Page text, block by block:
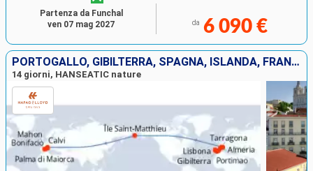
da 6 090 €
Partenza da Funchal
ven 07 mag 2027
PORTOGALLO, GIBILTERRA, SPAGNA, ISLANDA, FRANCIA, MAIORCA
14 giorni, HANSEATIC nature